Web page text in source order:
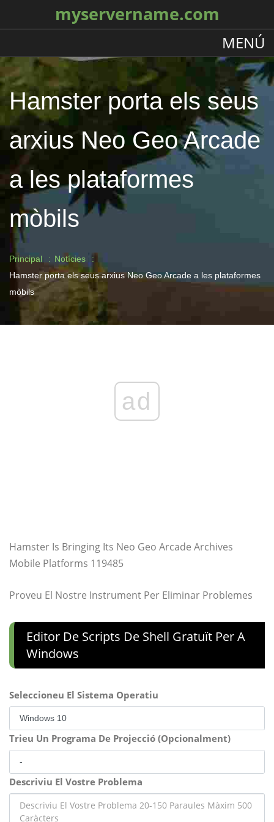
myservername.com
MENÚ
Hamster porta els seus
arxius Neo Geo Arcade
a les plataformes
mòbils
Principal
Notícies
Hamster porta els seus arxius Neo Geo Arcade a les plataformes
mòbils
ad
Hamster Is Bringing Its Neo Geo Arcade Archives
Mobile Platforms 119485
Proveu El Nostre Instrument Per Eliminar Problemes
Editor De Scripts De Shell Gratuït Per A
Windows
Seleccioneu El Sistema Operatiu
Trieu Un Programa De Projecció (Opcionalment)
Descriviu El Vostre Problema